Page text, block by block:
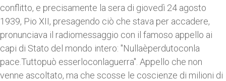
conflitto, e precisamente la sera di giovedì 24 agosto
1939, Pio XII, presagendo ciò che stava per accadere,
pronunciava il radiomessaggio con il famoso appello ai
capi di Stato del mondo intero: "Nullaèperdutoconla
pace.Tuttopuò esserloconlaguerra". Appello che non
venne ascoltato, ma che scosse le coscienze di milioni di